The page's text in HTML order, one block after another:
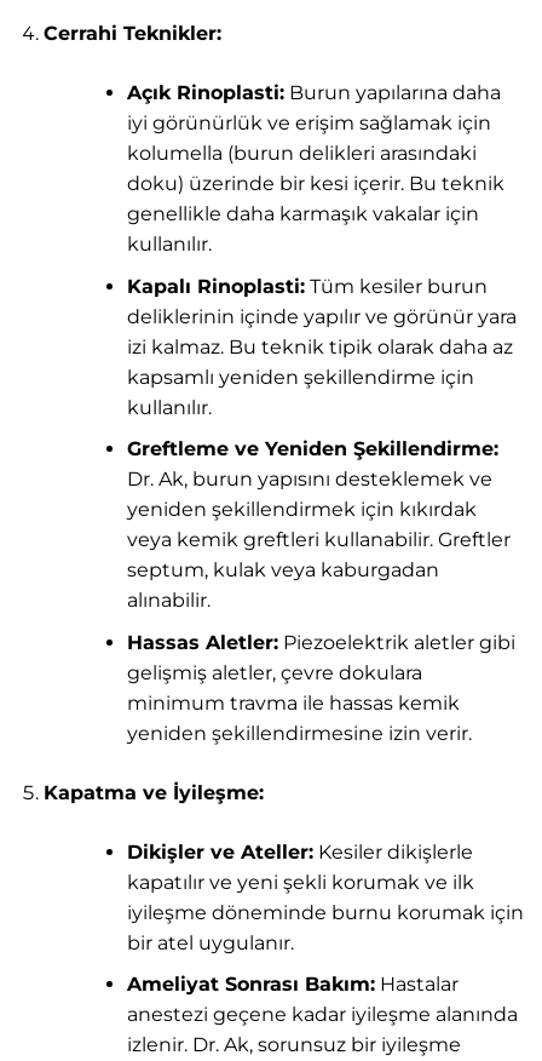
Cerrahi Teknikler:
Açık Rinoplasti:Burun yapılarına daha
iyi görünürlük ve erişim sağlamak için
kolumella (burun delikleri arasındaki
doku) üzerinde bir kesi içerir. Bu teknik
genellikle daha karmaşık vakalar için
kullanılır.
Kapalı Rinoplasti:Tüm kesiler burun
deliklerinin içinde yapılır ve görünür yara
izi kalmaz. Bu teknik tipik olarak daha az
kapsamlı yeniden şekillendirme için
kullanılır.
Greftleme ve Yeniden Şekillendirme:
Dr. Ak, burun yapısını desteklemek ve
yeniden şekillendirmek için kıkırdak
veya kemik greftleri kullanabilir. Greftler
septum, kulak veya kaburgadan
alınabilir.
Hassas Aletler:Piezoelektrik aletler gibi
gelişmiş aletler, çevre dokulara
minimum travma ile hassas kemik
yeniden şekillendirmesine izin verir.
Kapatma ve İyileşme:
Dikişler ve Ateller:Kesiler dikişlerle
kapatılır ve yeni şekli korumak ve ilk
iyileşme döneminde burnu korumak için
bir atel uygulanır.
Ameliyat Sonrası Bakım:Hastalar
anestezi geçene kadar iyileşme alanında
izlenir. Dr. Ak, sorunsuz bir iyileşme